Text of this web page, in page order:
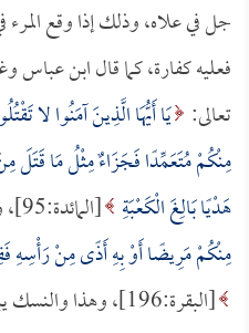
جل في علاه، وذلك إذا وقع
فعليه كفارة، كما قال ابن عباس
تعالى: يَا أَيُّهَا الَّذِينَ آمَنُوا لا
مِنْكُمْ مُتَعَمِّدًا فَجَزَاءٌ مِثْلُ مَا قَتَلَ
هَدْيًا بَالِغَ الْكَعْبَةِ [المائدة:95]، وأيضاً قول الله تعالى:
مِنْكُمْ مَرِيضًا أَوْ بِهِ أَذًى مِنْ
[البقرة:196]، وهذا